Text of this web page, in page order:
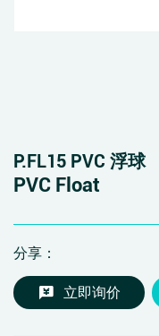
P.FL15 PVC 浮球
PVC Float
分享：
立即询价